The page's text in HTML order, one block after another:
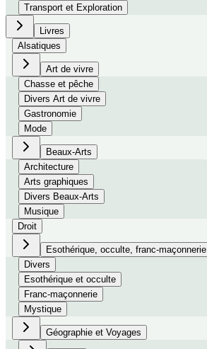
Transport et Exploration
Livres
Alsatiques
Art de vivre
Chasse et pêche
Divers Art de vivre
Gastronomie
Mode
Beaux-Arts
Architecture
Arts graphiques
Divers Beaux-Arts
Musique
Droit
Esothérique, occulte, franc-maçonnerie
Divers
Esothérique et occulte
Franc-maçonnerie
Mystique
Géographie et Voyages